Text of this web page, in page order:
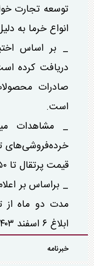
توسعه تجارت
انواع خرما به
_ بر اساس
دریافت کرده
صادرات
است.
_ مشاهدات
قیمت پرتقال تا ۵۰ هزار تومان بالا رفته است.
_ براساس بر
مدت دو ماه از
ابلاغ ۶ اسفند ۱۴۰۳ است.
خبرنامه